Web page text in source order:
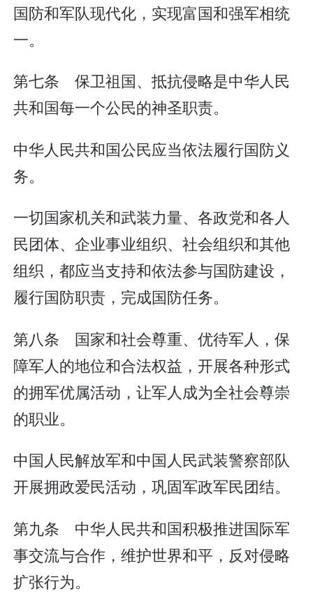
国防和军队现代化，实现富国和强军相统
一。
第七条 保卫祖国、抵抗侵略是中华人民
共和国每一个公民的神圣职责。
中华人民共和国公民应当依法履行国防义
务。
一切国家机关和武装力量、各政党和各人
民团体、企业事业组织、社会组织和其他
组织，都应当支持和依法参与国防建设，
履行国防职责，完成国防任务。
第八条 国家和社会尊重、优待军人，保
障军人的地位和合法权益，开展各种形式
的拥军优属活动，让军人成为全社会尊崇
的职业。
中国人民解放军和中国人民武装警察部队
开展拥政爱民活动，巩固军政军民团结。
第九条 中华人民共和国积极推进国际军
事交流与合作，维护世界和平，反对侵略
扩张行为。